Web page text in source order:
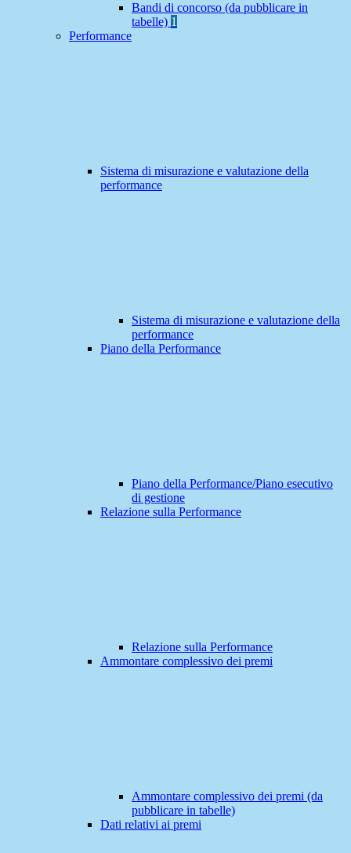
Bandi di concorso (da pubblicare in
tabelle) 1
Performance
Sistema di misurazione e valutazione della
performance
Sistema di misurazione e valutazione della
performance
Piano della Performance
Piano della Performance/Piano esecutivo
di gestione
Relazione sulla Performance
Relazione sulla Performance
Ammontare complessivo dei premi
Ammontare complessivo dei premi (da
pubblicare in tabelle)
Dati relativi ai premi